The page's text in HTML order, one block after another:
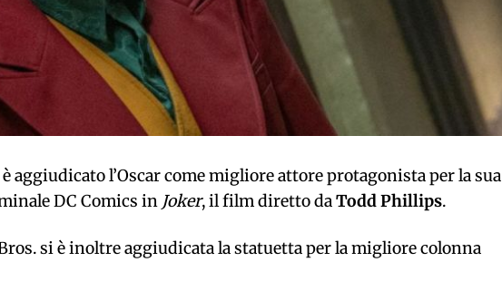
aggiudicato l’Oscar come migliore attore protagonista per la sua
DC Comics in Joker, il film diretto daTodd Phillips.
si è inoltre aggiudicata la statuetta per la migliore colonna